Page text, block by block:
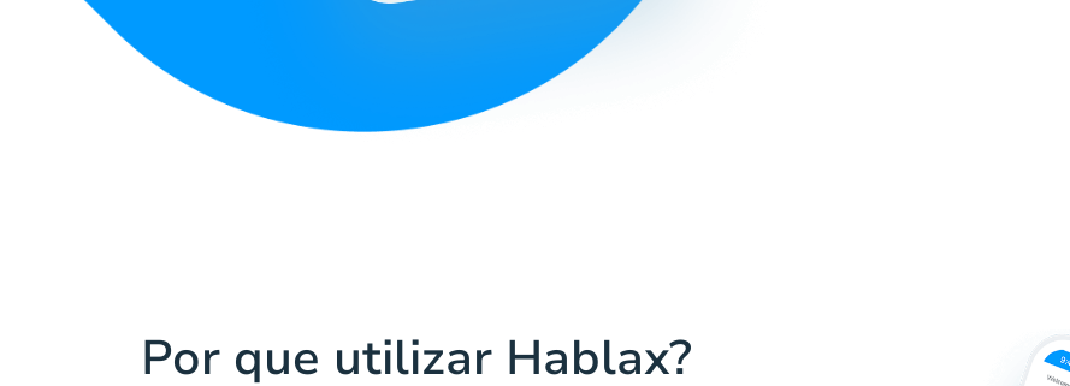
Por que utilizar Hablax?